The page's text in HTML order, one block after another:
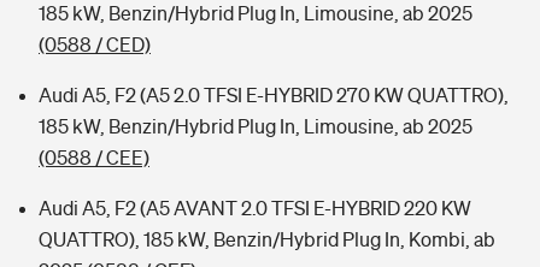
185 kW, Benzin/Hybrid Plug In, Limousine, ab 2025
(0588 / CED)
Audi A5, F2 (A5 2.0 TFSI E-HYBRID 270 KW QUATTRO),
185 kW, Benzin/Hybrid Plug In, Limousine, ab 2025
(0588 / CEE)
Audi A5, F2 (A5 AVANT 2.0 TFSI E-HYBRID 220 KW
QUATTRO), 185 kW, Benzin/Hybrid Plug In, Kombi, ab